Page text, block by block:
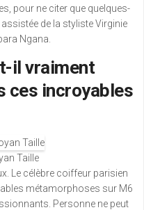
pour ne citer que quelques-
de la styliste Virginie
Ngana.
il vraiment
ces incroyables
Taille
Le célèbre coiffeur parisien
métamorphoses sur M6
Personne ne peut